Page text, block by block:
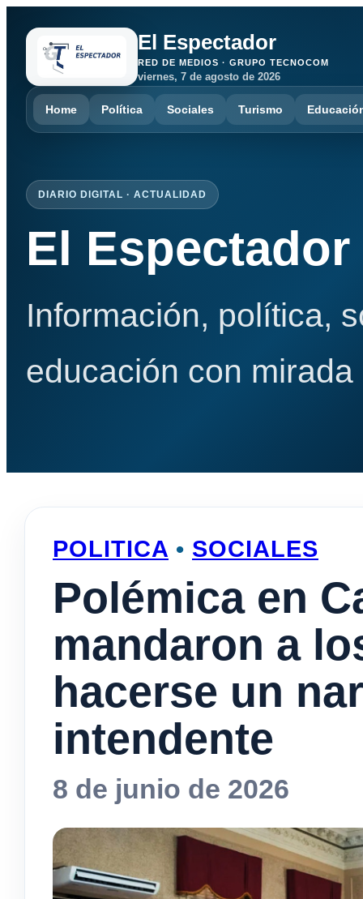
El Espectador
RED DE MEDIOS · GRUPO TECNOCOM
viernes, 7 de agosto de 2026
Home Política Sociales Turismo
DIARIO DIGITAL · ACTUALIDAD
El Espectador
Información, política,
educación con
POLITICA • SOCIALES
Polémica en
mandaron a
hacerse un
intendente
8 de junio de 2026